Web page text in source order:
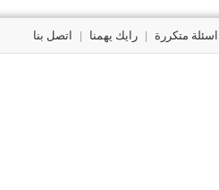
اسئلة متكررة | رايك يهمنا | اتصل بنا